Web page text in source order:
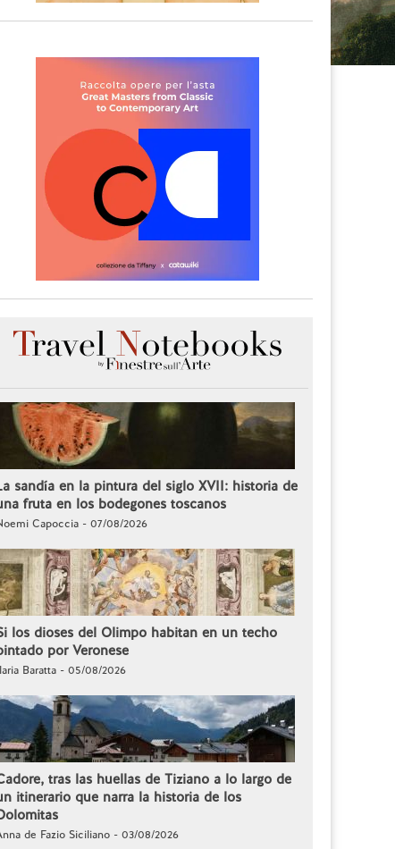
sandía en la pintura del siglo XVII: historia de
fruta en los bodegones toscanos
Capoccia - 07/08/2026
los dioses del Olimpo habitan en un techo
por Veronese
Baratta - 05/08/2026
tras las huellas de Tiziano a lo largo de
itinerario que narra la historia de los
de Fazio Siciliano - 03/08/2026